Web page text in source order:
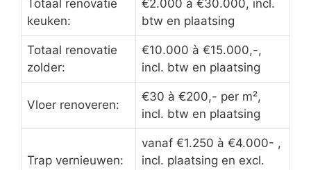
Totaal renovatie
keuken:
€2.000 à €30.000, incl.
btw en plaatsing
Totaal renovatie
zolder:
€10.000 à €15.000,-,
incl. btw en plaatsing
Vloer renoveren:
€30 à €200,- per m²,
incl. btw en plaatsing
Trap vernieuwen:
vanaf €1.250 à €4.000- ,
incl. plaatsing en excl.